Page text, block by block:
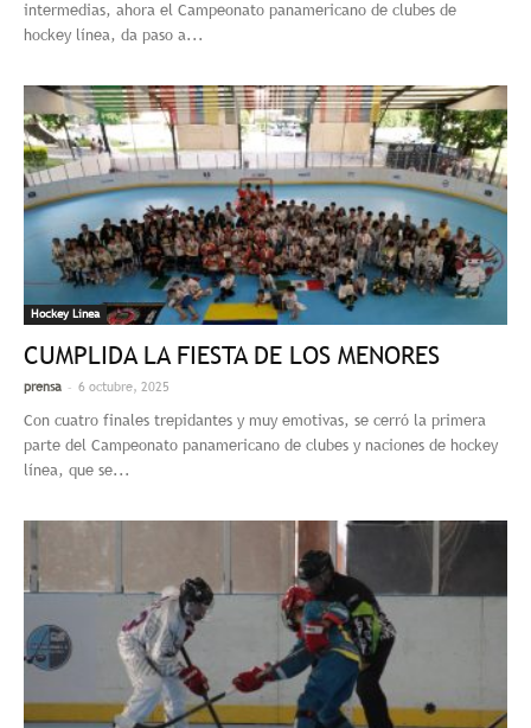
intermedias, ahora el Campeonato panamericano de clubes de
hockey línea, da paso a...
Hockey Linea
CUMPLIDA LA FIESTA DE LOS MENORES
prensa - 6 octubre, 2025
Con cuatro finales trepidantes y muy emotivas, se cerró la primera
parte del Campeonato panamericano de clubes y naciones de hockey
línea, que se...